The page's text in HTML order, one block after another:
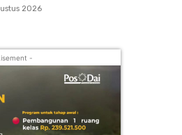
2026
-